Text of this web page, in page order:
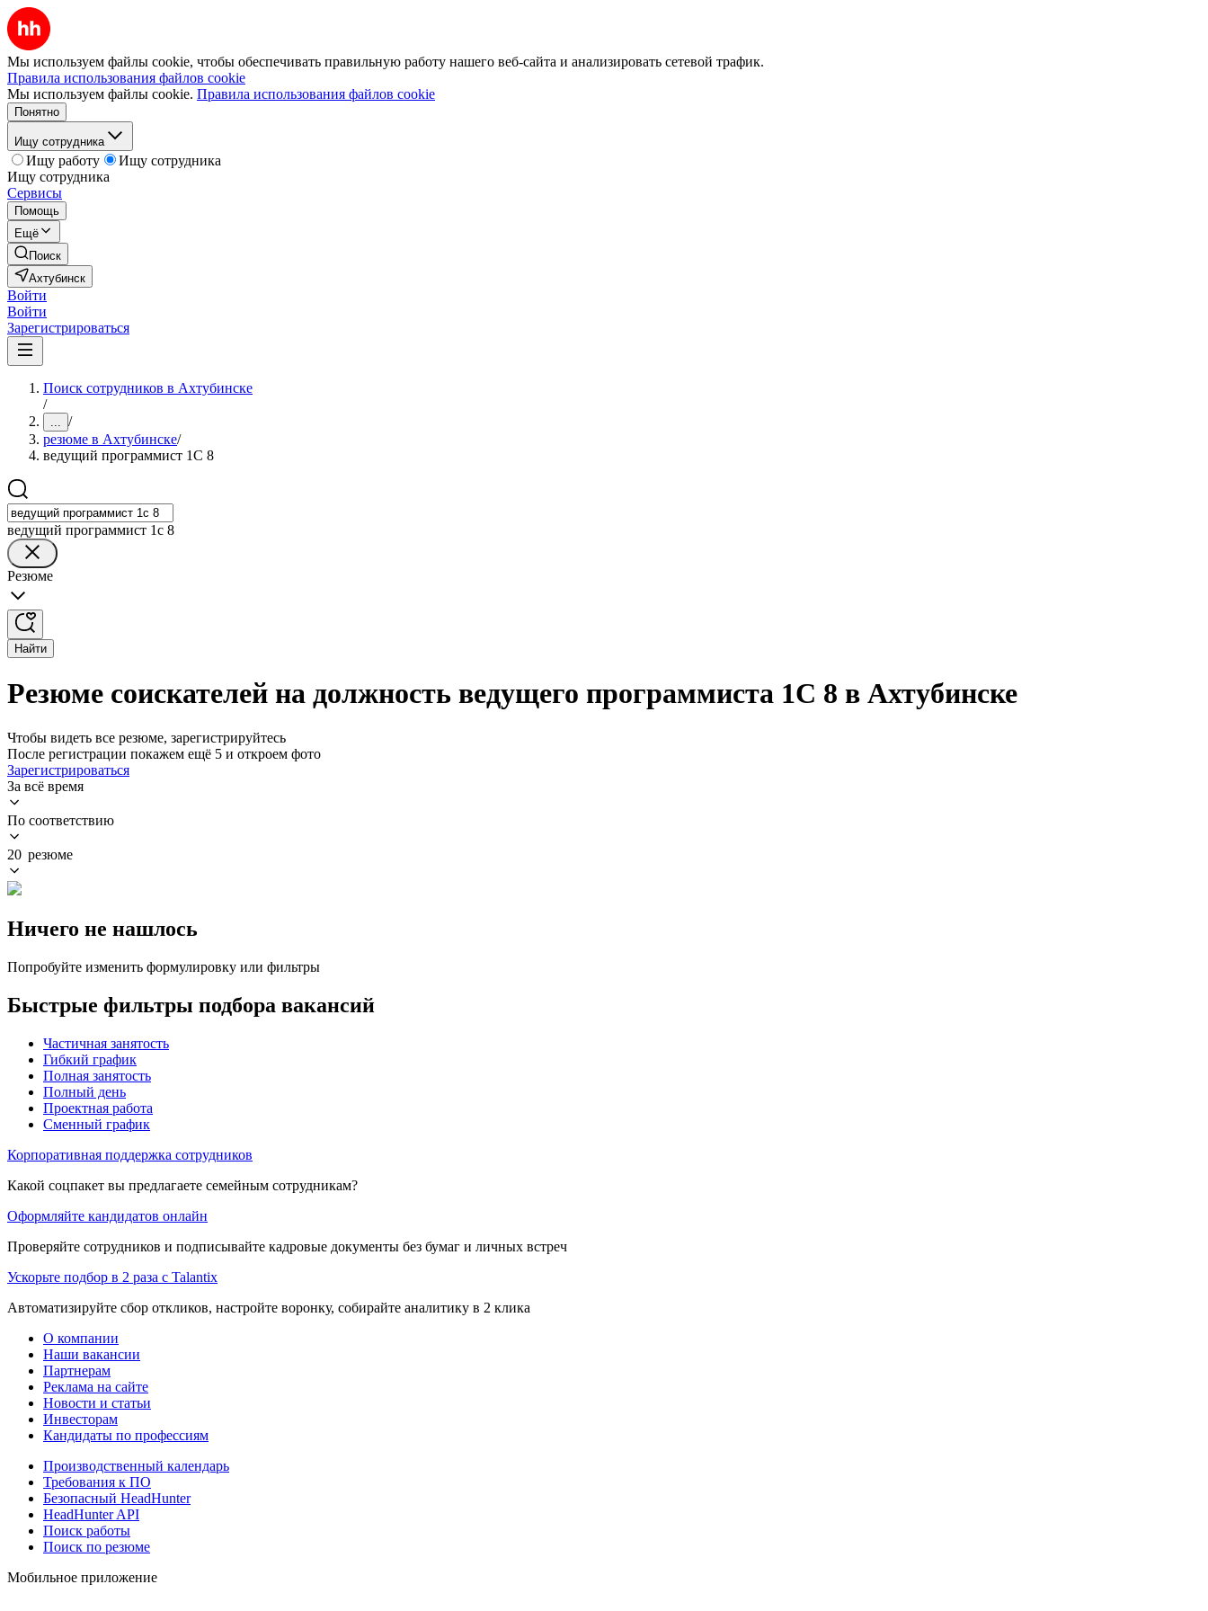
Мы используем файлы cookie, чтобы обеспечивать правильную работу нашего веб-сайта и анализировать сетевой трафик.
Правила использования файлов cookie
Мы используем файлы cookie. Правила использования файлов cookie
Понятно
Ищу сотрудника
Ищу работу
Ищу сотрудника
Ищу сотрудника
Сервисы
Помощь
Ещё
Поиск
Ахтубинск
Войти
Войти
Зарегистрироваться
Поиск сотрудников в Ахтубинске
/
... /
резюме в Ахтубинске/
ведущий программист 1С 8
ведущий программист 1с 8
Резюме
Найти
Резюме соискателей на должность ведущего программиста 1С 8 в Ахтубинске
Чтобы видеть все резюме, зарегистрируйтесь
После регистрации покажем ещё 5 и откроем фото
Зарегистрироваться
За всё время
По соответствию
20 резюме
Ничего не нашлось
Попробуйте изменить формулировку или фильтры
Быстрые фильтры подбора вакансий
Частичная занятость
Гибкий график
Полная занятость
Полный день
Проектная работа
Сменный график
Корпоративная поддержка сотрудников
Какой соцпакет вы предлагаете семейным сотрудникам?
Оформляйте кандидатов онлайн
Проверяйте сотрудников и подписывайте кадровые документы без бумаг и личных встреч
Ускорьте подбор в 2 раза с Talantix
Автоматизируйте сбор откликов, настройте воронку, собирайте аналитику в 2 клика
О компании
Наши вакансии
Партнерам
Реклама на сайте
Новости и статьи
Инвесторам
Кандидаты по профессиям
Производственный календарь
Требования к ПО
Безопасный HeadHunter
HeadHunter API
Поиск работы
Поиск по резюме
Мобильное приложение